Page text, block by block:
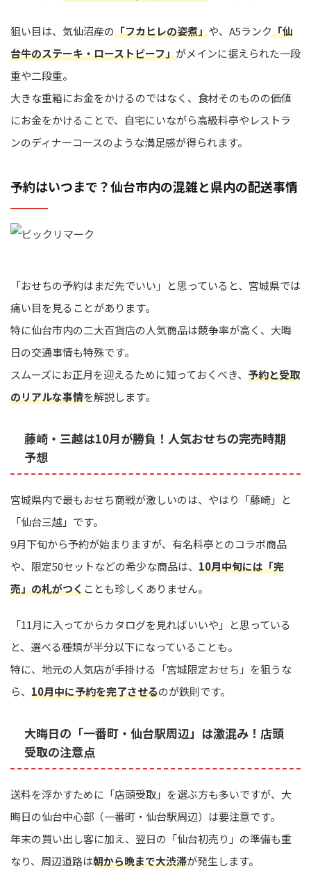
狙い目は、気仙沼産の「フカヒレの姿煮」や、A5ランク「仙
台牛のステーキ・ローストビーフ」がメインに据えられた一段
重や二段重。
大きな重箱にお金をかけるのではなく、食材そのものの価値
にお金をかけることで、自宅にいながら高級料亭やレストラ
ンのディナーコースのような満足感が得られます。
予約はいつまで？仙台市内の混雑と県内の配送事情
「おせちの予約はまだ先でいい」と思っていると、宮城県では
痛い目を見ることがあります。
特に仙台市内の二大百貨店の人気商品は競争率が高く、大晦
日の交通事情も特殊です。
スムーズにお正月を迎えるために知っておくべき、 予約と受取
のリアルな事情を解説します。
藤崎・三越は10月が勝負！人気おせちの完売時期
予想
宮城県内で最もおせち商戦が激しいのは、やはり「藤崎」と
「仙台三越」です。
9月下旬から予約が始まりますが、有名料亭とのコラボ商品
や、限定50セットなどの希少な商品は、 10月中旬には「完
売」の札がつくことも珍しくありません。
「11月に入ってからカタログを見ればいいや」と思っている
と、選べる種類が半分以下になっていることも。
特に、地元の人気店が手掛ける「宮城限定おせち」を狙うな
ら、 10月中に予約を完了させるのが鉄則です。
大晦日の「一番町・仙台駅周辺」は激混み！店頭
受取の注意点
送料を浮かすために「店頭受取」を選ぶ方も多いですが、大
晦日の仙台中心部（一番町・仙台駅周辺）は要注意です。
年末の買い出し客に加え、翌日の「仙台初売り」の準備も重
なり、周辺道路は朝から晩まで大渋滞が発生します。